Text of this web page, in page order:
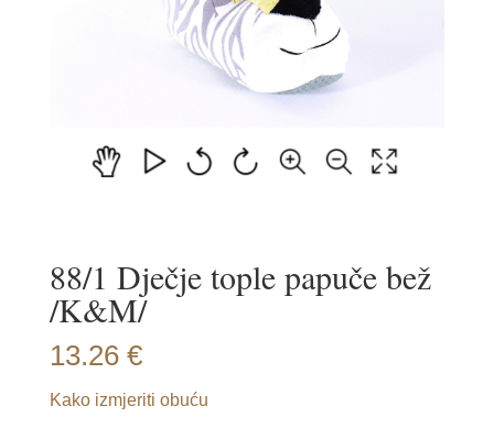
88/1 Dječje tople papuče bež
/K&M/
13.26 €
Kako izmjeriti obuću